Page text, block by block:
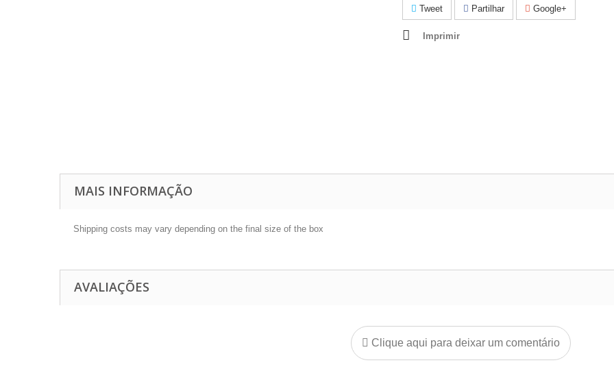
Tweet Partilhar Google+
Imprimir
MAIS INFORMAÇÃO
Shipping costs may vary depending on the final size of the box
AVALIAÇÕES
Clique aqui para deixar um comentário